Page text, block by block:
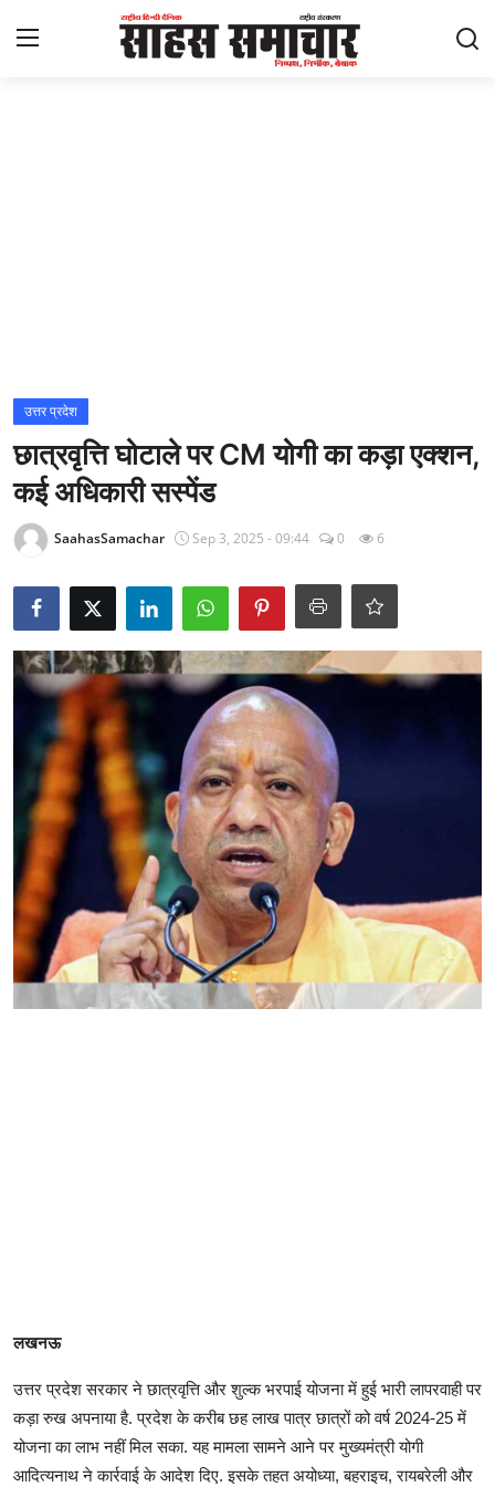
राज्य
अंतराष्ट्रीय
राजनीति
Epaper
धर्म
लाइफस्टाइल
उत्तर प्रदेश
छात्रवृत्ति घोटाले पर CM योगी का कड़ा एक्शन,
कई अधिकारी सस्पेंड
SaahasSamachar Sep 3, 2025 - 09:44 0 6
लखनऊ
उत्तर प्रदेश सरकार ने छात्रवृत्ति और शुल्क भरपाई योजना में हुई भारी लापरवाही पर
कड़ा रुख अपनाया है. प्रदेश के करीब छह लाख पात्र छात्रों को वर्ष 2024-25 में
योजना का लाभ नहीं मिल सका. यह मामला सामने आने पर मुख्यमंत्री योगी
आदित्यनाथ ने कार्रवाई के आदेश दिए. इसके तहत अयोध्या, बहराइच, रायबरेली और